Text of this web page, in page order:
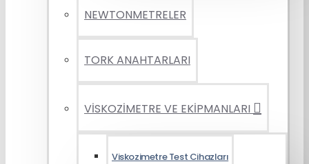
NEWTONMETRELER
TORK ANAHTARLARI
VİSKOZİMETRE VE EKİPMANLARI
Viskozimetre Test Cihazları